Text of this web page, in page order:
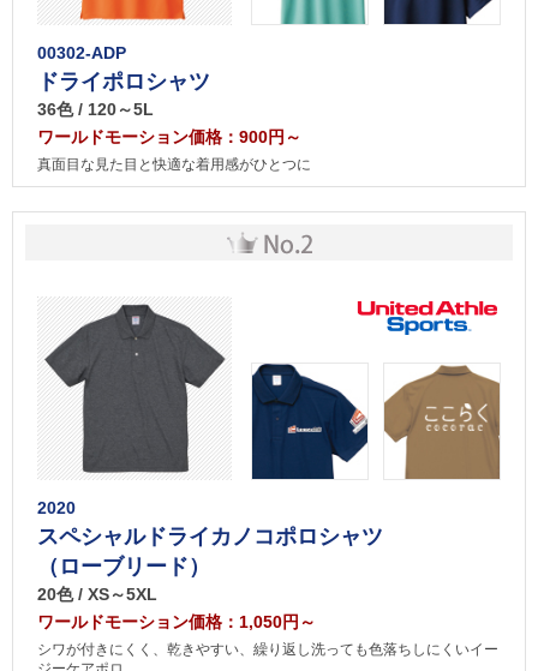
00302-ADP
ドライポロシャツ
36色 / 120～5L
ワールドモーション価格：900円～
真面目な見た目と快適な着用感がひとつに
2020
スペシャルドライカノコポロシャツ
（ローブリード）
20色 / XS～5XL
ワールドモーション価格：1,050円～
シワが付きにくく、乾きやすい、繰り返し洗っても色落ちしにくいイー